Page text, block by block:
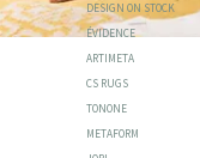
DESIGN ON STOCK
ÉVIDENCE
ARTIMETA
CS RUGS
TONONE
METAFORM